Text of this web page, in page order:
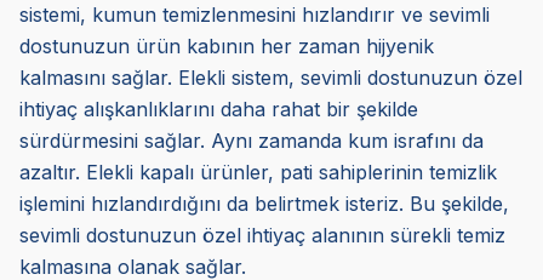
sistemi, kumun temizlenmesini hızlandırır ve sevimli
dostunuzun ürün kabının her zaman hijyenik
kalmasını sağlar. Elekli sistem, sevimli dostunuzun özel
ihtiyaç alışkanlıklarını daha rahat bir şekilde
sürdürmesini sağlar. Aynı zamanda kum israfını da
azaltır. Elekli kapalı ürünler, pati sahiplerinin temizlik
işlemini hızlandırdığını da belirtmek isteriz. Bu şekilde,
sevimli dostunuzun özel ihtiyaç alanının sürekli temiz
kalmasına olanak sağlar.